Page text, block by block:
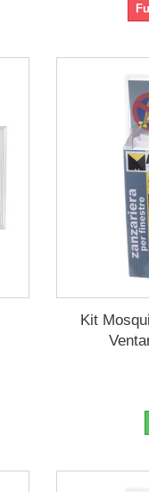
Kit